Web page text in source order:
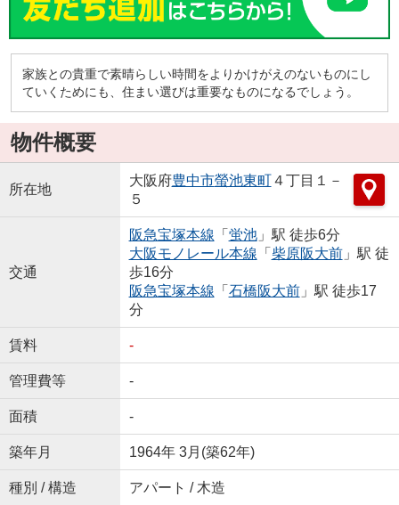
家族との貴重で素晴らしい時間をよりかけがえのないものにし
ていくためにも、住まい選びは重要なものになるでしょう。
物件概要
所在地
大阪府豊中市螢池東町４丁目１－
５
交通
阪急宝塚本線 「 蛍池」駅 徒歩6分
大阪モノレール本線 「 柴原阪大前」駅 徒
歩16分
阪急宝塚本線 「 石橋阪大前」駅 徒歩17
分
賃料 -
管理費等 -
面積 -
築年月 1964年 3月(築62年)
種別 / 構造 アパート / 木造